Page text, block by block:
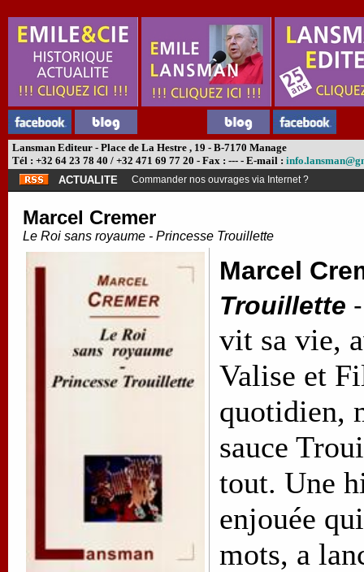
Lansman Editeur - Place de La Hestre , 19 - B-7170 Manage
Tél : +32 64 23 78 40 / +32 471 69 77 20 - Fax : --- - E-mail :
ACTUALITE
Commander nos ouvrages via Internet ?
Marcel Cremer
Le Roi sans royaume - Princesse Trouillette
Marcel
Trouillette
vit sa vie,
Valise et
quotidien,
sauce
tout. Une
enjouée
mots, a